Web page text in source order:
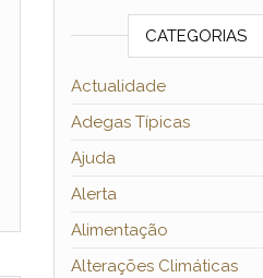
CATEGORIAS
Actualidade
Adegas Típicas
Ajuda
Alerta
Alimentação
Alterações Climáticas